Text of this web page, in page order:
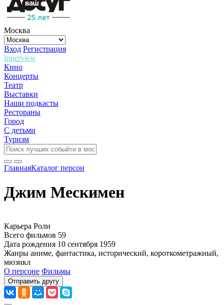
Москва
Вход Регистрация
Innerview
Кино
Концерты
Театр
Выставки
Наши подкасты
Рестораны
Город
С детьми
Туризм
ГлавнаяКаталог персон
Джим Мескимен
Карьера Роли
Всего фильмов 59
Дата рождения 10 сентября 1959
Жанры аниме, фантастика, исторический, короткометражный,
мюзикл
О персоне Фильмы
Отправить другу